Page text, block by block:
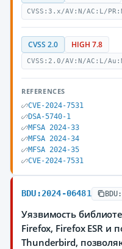
CVSS:3.x/AV:N/AC:L/
CVSS 2.0 HIGH 7.8
CVSS:2.0/AV:N/AC:L/
REFERENCES
CVE-2024-7531
DSA-5740-1
MFSA 2024-33
MFSA 2024-34
MFSA 2024-35
CVE-2024-7531
BDU:2024-06481
Уязвимость
Firefox, Firefox ESR и
Thunderbird,